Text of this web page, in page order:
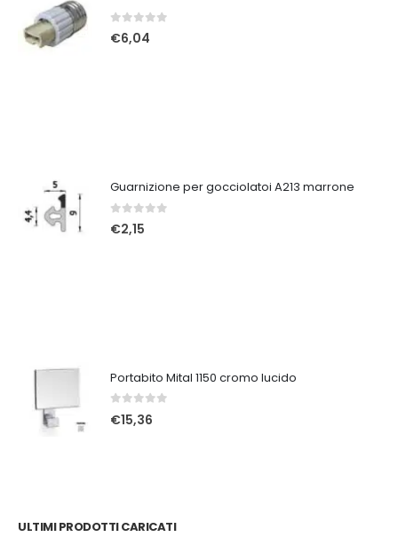
0Su 5
€6,04
Guarnizione per gocciolatoi A213 marrone
Su 5
€2,15
Portabito Mital 1150 cromo lucido
Su 5
€15,36
ULTIMI PRODOTTI CARICATI